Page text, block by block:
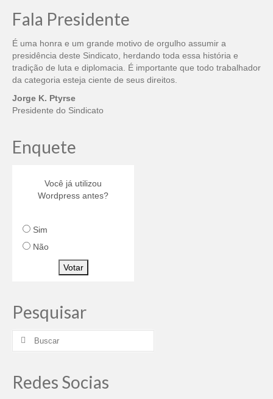
Fala Presidente
É uma honra e um grande motivo de orgulho assumir a
presidência deste Sindicato, herdando toda essa história e
tradição de luta e diplomacia. É importante que todo trabalhador
da categoria esteja ciente de seus direitos.
Jorge K. Ptyrse
Presidente do Sindicato
Enquete
Você já utilizou
Wordpress antes?
Sim
Não
Votar
Pesquisar
Redes Socias